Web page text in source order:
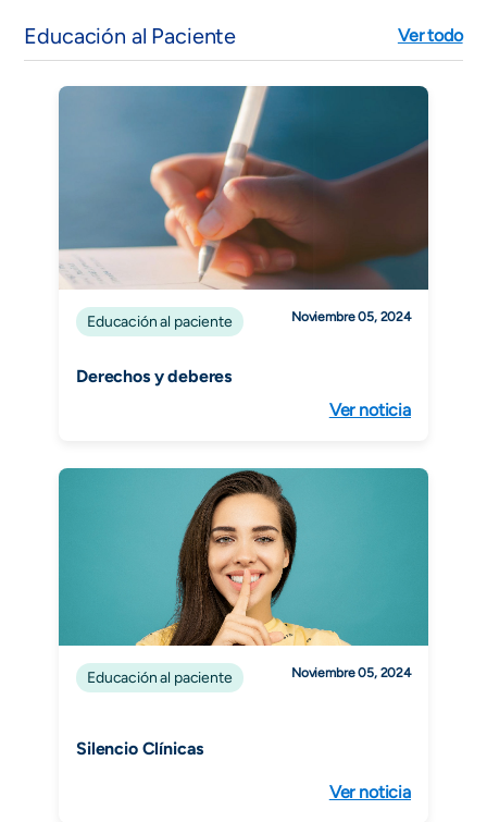
Educación al Paciente Ver todo
Educación al paciente Noviembre 05, 2024
Derechos y deberes
Ver noticia
Educación al paciente Noviembre 05, 2024
Silencio Clínicas
Ver noticia